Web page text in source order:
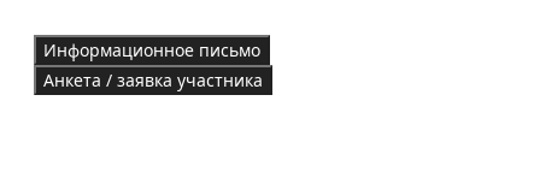
Информационное письмо
Анкета / заявка участника